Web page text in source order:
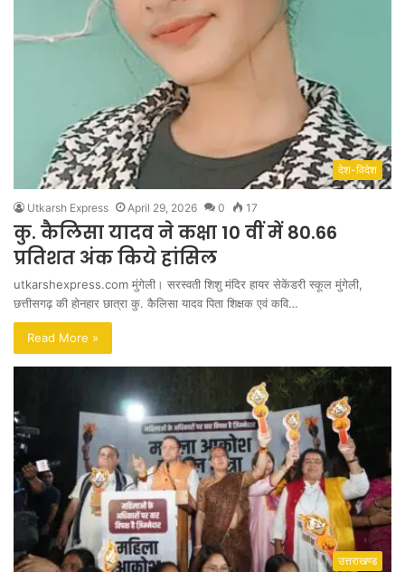
देश-विदेश
Utkarsh Express April 29, 2026 0 17
कु. कैलिसा यादव ने कक्षा 10 वीं में 80.66
प्रतिशत अंक किये हांसिल
utkarshexpress.com मुंगेली। सरस्वती शिशु मंदिर हायर सेकेंडरी स्कूल मुंगेली,
छत्तीसगढ़ की होनहार छात्रा कु. कैलिसा यादव पिता शिक्षक एवं कवि…
Read More »
उत्तराखण्ड